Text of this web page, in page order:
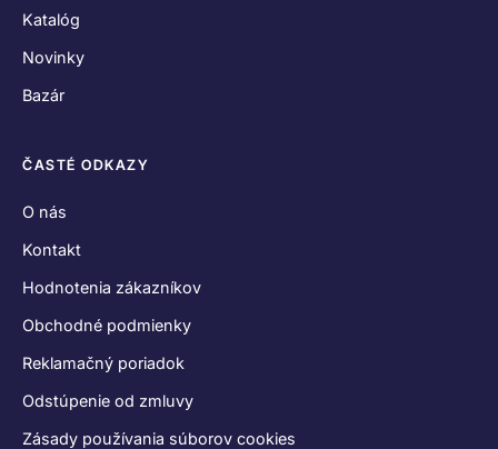
Katalóg
Novinky
Bazár
ČASTÉ ODKAZY
O nás
Kontakt
Hodnotenia zákazníkov
Obchodné podmienky
Reklamačný poriadok
Odstúpenie od zmluvy
Zásady používania súborov cookies